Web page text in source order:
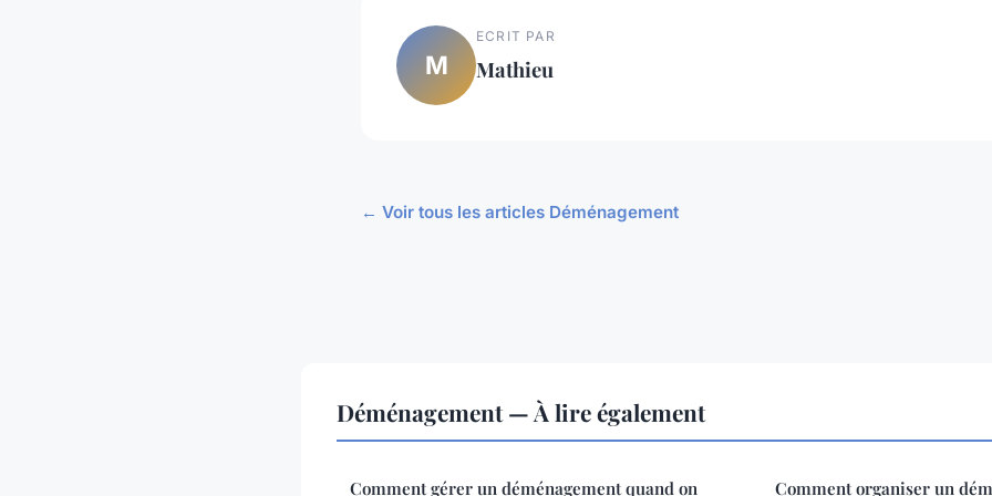
M
ECRIT PAR
Mathieu
← Voir tous les articles Déménagement
Déménagement — À lire également
Comment gérer un déménagement quand on Comment organiser un